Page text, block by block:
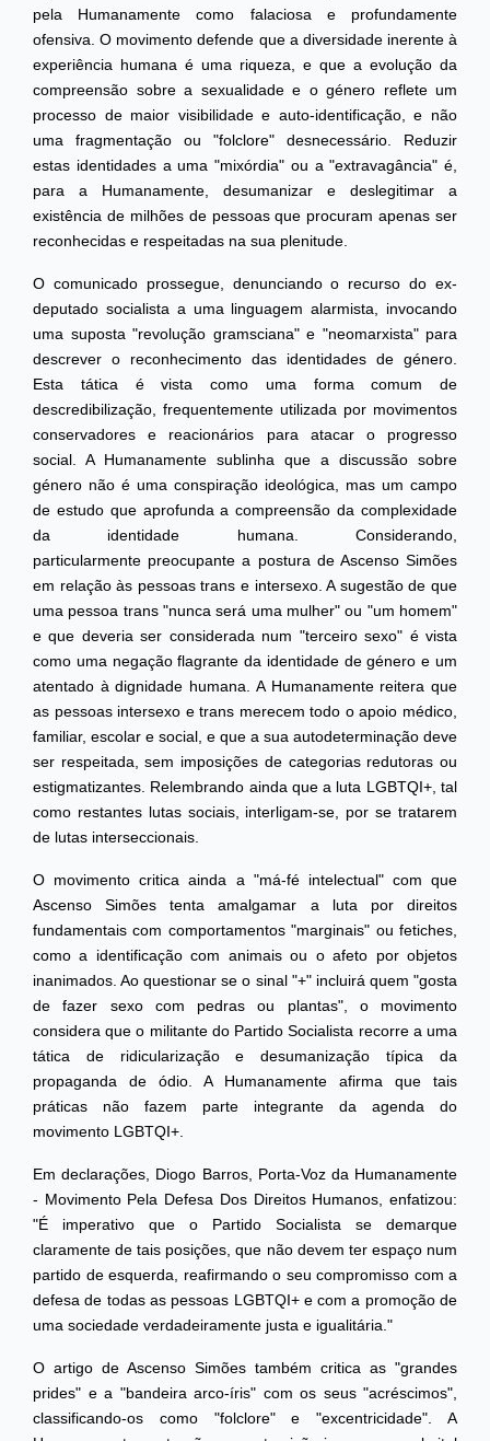
pela Humanamente como falaciosa e profundamente
ofensiva. O movimento defende que a diversidade inerente à
experiência humana é uma riqueza, e que a evolução da
compreensão sobre a sexualidade e o género reflete um
processo de maior visibilidade e auto-identificação, e não
uma fragmentação ou "folclore" desnecessário. Reduzir
estas identidades a uma "mixórdia" ou a "extravagância" é,
para a Humanamente, desumanizar e deslegitimar a
existência de milhões de pessoas que procuram apenas ser
reconhecidas e respeitadas na sua plenitude.
O comunicado prossegue, denunciando o recurso do ex-
deputado socialista a uma linguagem alarmista, invocando
uma suposta "revolução gramsciana" e "neomarxista" para
descrever o reconhecimento das identidades de género.
Esta tática é vista como uma forma comum de
descredibilização, frequentemente utilizada por movimentos
conservadores e reacionários para atacar o progresso
social. A Humanamente sublinha que a discussão sobre
género não é uma conspiração ideológica, mas um campo
de estudo que aprofunda a compreensão da complexidade
da identidade humana. Considerando,
particularmente preocupante a postura de Ascenso Simões
em relação às pessoas trans e intersexo. A sugestão de que
uma pessoa trans "nunca será uma mulher" ou "um homem"
e que deveria ser considerada num "terceiro sexo" é vista
como uma negação flagrante da identidade de género e um
atentado à dignidade humana. A Humanamente reitera que
as pessoas intersexo e trans merecem todo o apoio médico,
familiar, escolar e social, e que a sua autodeterminação deve
ser respeitada, sem imposições de categorias redutoras ou
estigmatizantes. Relembrando ainda que a luta LGBTQI+, tal
como restantes lutas sociais, interligam-se, por se tratarem
de lutas interseccionais.
O movimento critica ainda a "má-fé intelectual" com que
Ascenso Simões tenta amalgamar a luta por direitos
fundamentais com comportamentos "marginais" ou fetiches,
como a identificação com animais ou o afeto por objetos
inanimados. Ao questionar se o sinal "+" incluirá quem "gosta
de fazer sexo com pedras ou plantas", o movimento
considera que o militante do Partido Socialista recorre a uma
tática de ridicularização e desumanização típica da
propaganda de ódio. A Humanamente afirma que tais
práticas não fazem parte integrante da agenda do
movimento LGBTQI+.
Em declarações, Diogo Barros, Porta-Voz da Humanamente
- Movimento Pela Defesa Dos Direitos Humanos, enfatizou:
"É imperativo que o Partido Socialista se demarque
claramente de tais posições, que não devem ter espaço num
partido de esquerda, reafirmando o seu compromisso com a
defesa de todas as pessoas LGBTQI+ e com a promoção de
uma sociedade verdadeiramente justa e igualitária."
O artigo de Ascenso Simões também critica as "grandes
prides" e a "bandeira arco-íris" com os seus "acréscimos",
classificando-os como "folclore" e "excentricidade". A